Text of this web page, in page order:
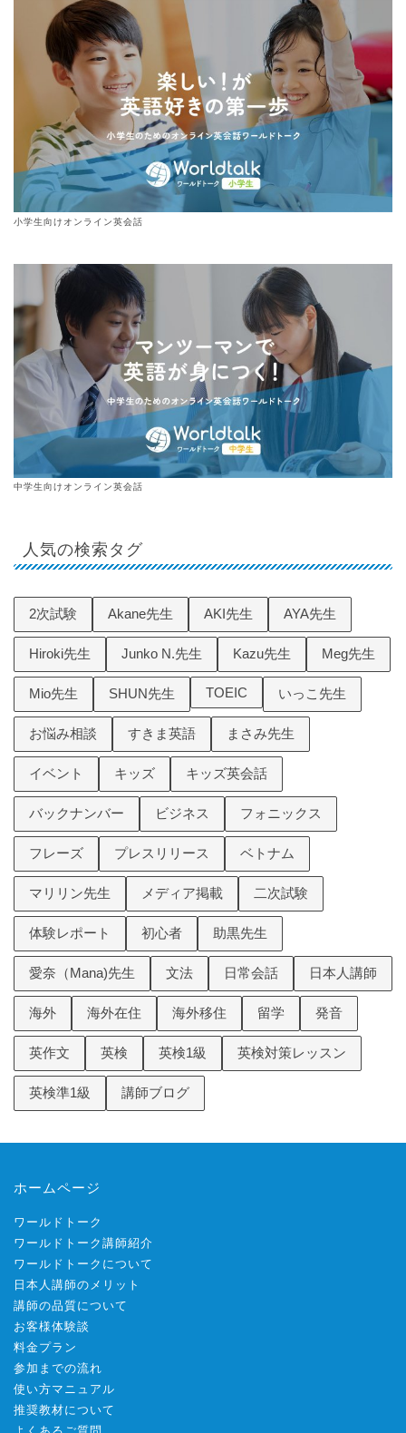
小学生向けオンライン英会話
中学生向けオンライン英会話
人気の検索タグ
2次試験 Akane先生 AKI先生 AYA先生
Hiroki先生 Junko N.先生 Kazu先生 Meg先生
Mio先生 SHUN先生 TOEIC いっこ先生
お悩み相談 すきま英語 まさみ先生
イベント キッズ キッズ英会話
バックナンバー ビジネス フォニックス
フレーズ プレスリリース ベトナム
マリリン先生 メディア掲載 二次試験
体験レポート 初心者 助黒先生
愛奈（Mana)先生 文法 日常会話 日本人講師
海外 海外在住 海外移住 留学 発音
英作文 英検 英検1級 英検対策レッスン
英検準1級 講師ブログ
ホームページ
ワールドトーク
ワールドトーク講師紹介
ワールドトークについて
日本人講師のメリット
講師の品質について
お客様体験談
料金プラン
参加までの流れ
使い方マニュアル
推奨教材について